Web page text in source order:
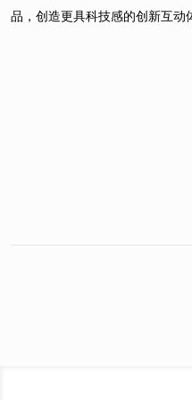
品，创造更具科技感的创新互动